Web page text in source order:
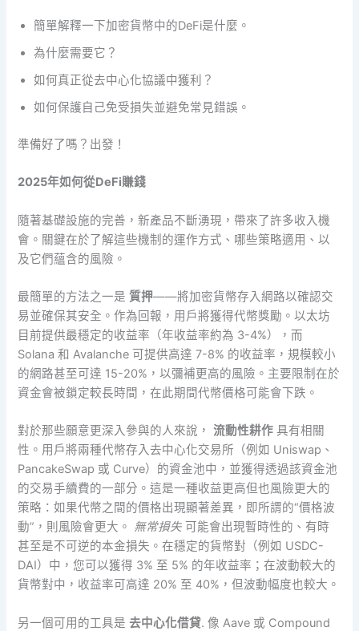
簡單解釋一下加密貨幣中的DeFi是什麼。
為什麼需要它？
如何真正從去中心化協議中獲利？
如何保護自己免受損失並避免常見錯誤。
準備好了嗎？出發！
2025年如何從DeFi賺錢
隨著基礎設施的完善，新產品不斷湧現，帶來了許多收入機
會。關鍵在於了解這些機制的運作方式、哪些策略適用、以
及它們蘊含的風險。
最簡單的方法之一是質押——將加密貨幣存入網路以確認交
易並確保其安全。作為回報，用戶將獲得代幣獎勵。以太坊
目前提供最穩定的收益率（年收益率約為 3-4%），而
Solana 和 Avalanche 可提供高達 7-8% 的收益率，規模較小
的網路甚至可達 15-20%，以彌補更高的風險。主要限制在於
資金會被鎖定較長時間，在此期間代幣價格可能會下跌。
對於那些願意更深入參與的人來說，流動性耕作 具有相關
性。用戶將兩種代幣存入去中心化交易所（例如 Uniswap、
PancakeSwap 或 Curve）的資金池中，並獲得透過該資金池
的交易手續費的一部分。這是一種收益更高但也風險更大的
策略：如果代幣之間的價格出現顯著差異，即所謂的“價格波
動”，則風險會更大。 無常損失 可能會出現暫時性的、有時
甚至是不可逆的本金損失。在穩定的貨幣對（例如 USDC-
DAI）中，您可以獲得 3% 至 5% 的年收益率；在波動較大的
貨幣對中，收益率可高達 20% 至 40%，但波動幅度也較大。
另一個可用的工具是去中心化借貸. 像 Aave 或 Compound